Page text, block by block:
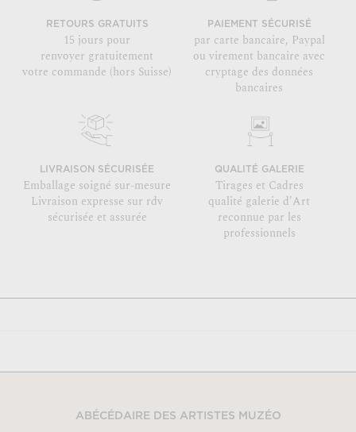
RETOURS GRATUITS
15 jours pour
renvoyer gratuitement
votre commande (hors Suisse)
PAIEMENT SÉCURISÉ
par carte bancaire, Paypal
ou virement bancaire avec
cryptage des données
bancaires
LIVRAISON SÉCURISÉE
Emballage soigné sur-mesure
Livraison expresse sur rdv
sécurisée et assurée
QUALITÉ GALERIE
Tirages et Cadres
qualité galerie d'Art
reconnue par les
professionnels
ABÉCÉDAIRE DES ARTISTES MUZÉO